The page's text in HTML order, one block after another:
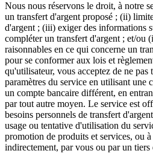
Nous nous réservons le droit, à notre
un transfert d'argent proposé ; (ii)
d'argent ; (iii) exiger des informations
compléter un transfert d'argent ; et/ou
raisonnables en ce qui concerne un
pour se conformer aux lois et
qu'utilisateur, vous acceptez de ne pas
paramètres du service en utilisant une
un compte bancaire différent, en
par tout autre moyen. Le service est
besoins personnels de transfert
usage ou tentative d'utilisation du
promotion de produits et services, ou
indirectement, par vous ou par un tiers